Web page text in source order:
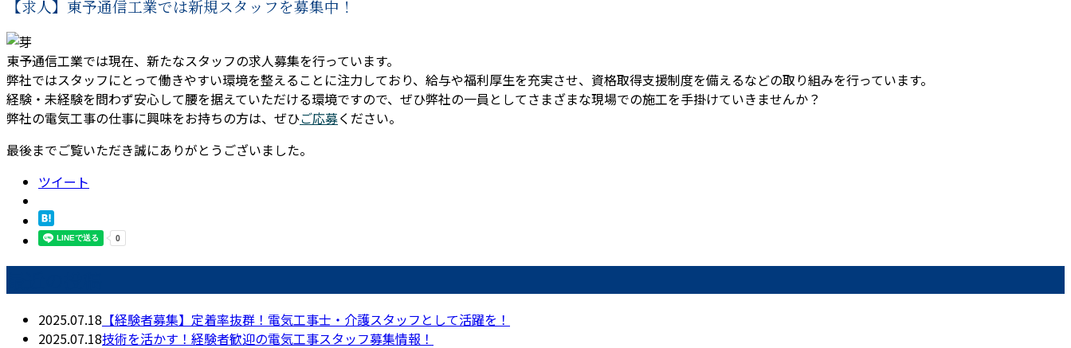
【求人】東予通信工業では新規スタッフを募集中！
東予通信工業では現在、新たなスタッフの求人募集を行っています。
弊社ではスタッフにとって働きやすい環境を整えることに注力しており、給与や福利厚生を充実させ、資格取得支援制度を備えるなどの取り組みを行っています。
経験・未経験を問わず安心して腰を据えていただける環境ですので、ぜひ弊社の一員としてさまざまな現場での施工を手掛けていきませんか？
弊社の電気工事の仕事に興味をお持ちの方は、ぜひご応募ください。
最後までご覧いただき誠にありがとうございました。
ツイート
2025.07.18 【経験者募集】定着率抜群！電気工事士・介護スタッフとして活躍を！
2025.07.18技術を活かす！経験者歓迎の電気工事スタッフ募集情報！